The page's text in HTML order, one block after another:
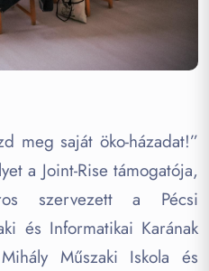
meg saját öko-házadat!”
a Joint-Rise támogatója,
szervezett a Pécsi
és Informatikai Karának
Műszaki Iskola és